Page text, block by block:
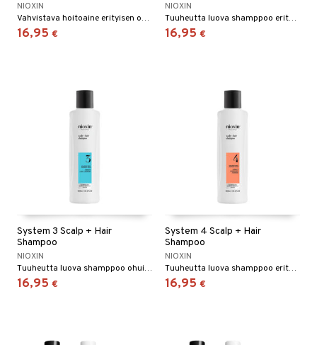
NIOXIN
Vahvistava hoitoaine erityisen ohuille ja ei-käsitellyille hiuksille.
16,95 €
NIOXIN
Tuuheutta luova shamppoo erityisen ohuille, ei-käsitellyille hiuksille.
16,95 €
System 3 Scalp + Hair
Shampoo
NIOXIN
Tuuheutta luova shamppoo ohuille, kemiallisesti käsitellyille hiuksille.
16,95 €
System 4 Scalp + Hair
Shampoo
NIOXIN
Tuuheutta luova shamppoo erityisen ohuille, kemiallisesti käsitellyille hiuksille.
16,95 €